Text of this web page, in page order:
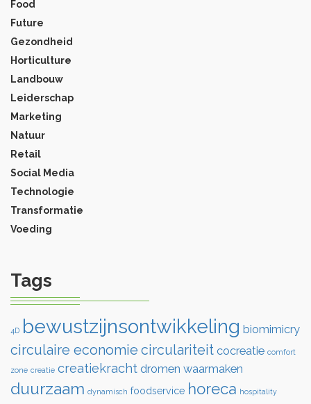
Food
Future
Gezondheid
Horticulture
Landbouw
Leiderschap
Marketing
Natuur
Retail
Social Media
Technologie
Transformatie
Voeding
Tags
4D bewustzijnsontwikkeling biomimicry
circulaire economie circulariteit cocreatie comfort
zone creatie creatiekracht dromen waarmaken
duurzaam dynamisch foodservice horeca hospitality